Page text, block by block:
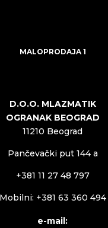
MALOPRODAJA 1
D.O.O. MLAZMATIK
OGRANAK BEOGRAD
11210 Beograd
Pančevački put 144 a
+381 11 27 48 797
Mobilni: +381 63 360 494
e-mail: